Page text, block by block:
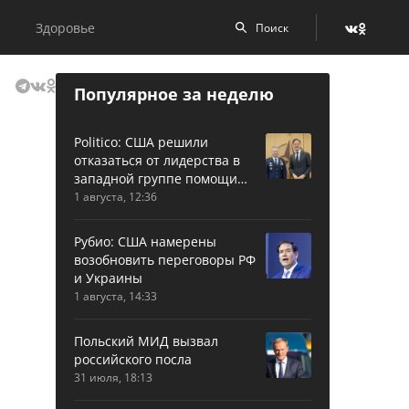
Здоровье
Популярное за неделю
Politico: США решили
отказаться от лидерства в
западной группе помощи
Украине
1 августа, 12:36
Рубио: США намерены
возобновить переговоры РФ
и Украины
1 августа, 14:33
Польский МИД вызвал
российского посла
31 июля, 18:13